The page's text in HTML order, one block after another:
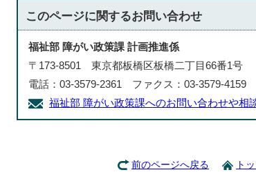
このページに関するお問い合わせ
福祉部 障がい政策課 計画推進係
〒173-8501 東京都板橋区板橋二丁目66番1号
電話：03-3579-2361 ファクス：03-3579-4159
福祉部 障がい政策課へのお問い合わせや相
前のページへ戻る ト